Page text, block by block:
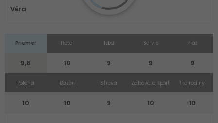
Věra
Priemer
9,6
Hotel
10
Izba
9
Servis
9
Pláž
9
Poloha
10
Bazén
10
Strava
9
Zábava a šport
10
Pre rodiny
10